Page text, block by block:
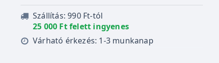
Szállítás: 990 Ft-tól
25 000 Ft felett ingyenes
Várható érkezés: 1-3 munkanap